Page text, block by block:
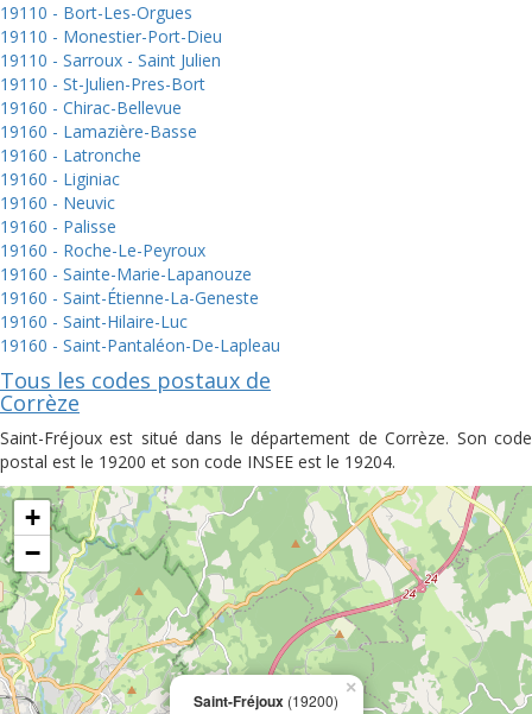
19110 - Bort-Les-Orgues
19110 - Monestier-Port-Dieu
19110 - Sarroux - Saint Julien
19110 - St-Julien-Pres-Bort
19160 - Chirac-Bellevue
19160 - Lamazière-Basse
19160 - Latronche
19160 - Liginiac
19160 - Neuvic
19160 - Palisse
19160 - Roche-Le-Peyroux
19160 - Sainte-Marie-Lapanouze
19160 - Saint-Étienne-La-Geneste
19160 - Saint-Hilaire-Luc
19160 - Saint-Pantaléon-De-Lapleau
Tous les codes postaux de
Corrèze
Saint-Fréjoux est situé dans le département de Corrèze. Son code
postal est le 19200 et son code INSEE est le 19204.
Saint-Fréjoux (19200)
×
+
−